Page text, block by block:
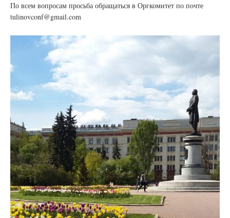
По всем вопросам просьба обращаться в Оргкомитет по почте
tulinovconf@gmail.com